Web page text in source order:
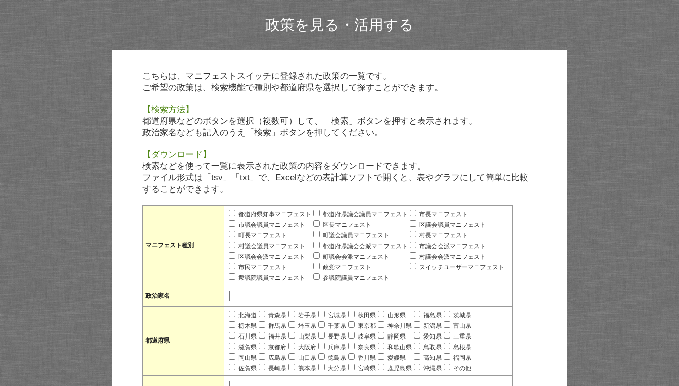
政策を見る・活用する
こちらは、マニフェストスイッチに登録された政策の一覧です。
ご希望の政策は、検索機能で種別や都道府県を選択して探すことができます。
【検索方法】
都道府県などのボタンを選択（複数可）して、「検索」ボタンを押すと表示されます。
政治家名なども記入のうえ「検索」ボタンを押してください。
【ダウンロード】
検索などを使って一覧に表示された政策の内容をダウンロードできます。
ファイル形式は「tsv」「txt」で、Excelなどの表計算ソフトで開くと、表やグラフにして簡単に比較
することができます。
マニフェスト種別
都道府県知事マニフェスト 都道府県議会議員マニフェスト
市長マニフェスト
市議会議員マニフェスト
区長マニフェスト
区議会議員マニフェスト
町長マニフェスト
町議会議員マニフェスト
村長マニフェスト
村議会議員マニフェスト
都道府県議会会派マニフェスト
市議会会派マニフェスト
区議会会派マニフェスト
町議会会派マニフェスト
村議会会派マニフェスト
市民マニフェスト
政党マニフェスト
スイッチユーザーマニフェスト
衆議院議員マニフェスト
参議院議員マニフェスト
政治家名
都道府県
北海道 青森県 岩手県 宮城県 秋田県 山形県 福島県
茨城県
栃木県
群馬県 埼玉県 千葉県 東京都 神奈川県 新潟県
富山県
石川県
福井県 山梨県 長野県 岐阜県 静岡県 愛知県
三重県
滋賀県
京都府 大阪府 兵庫県 奈良県 和歌山県 鳥取県
島根県
岡山県
広島県 山口県 徳島県 香川県 愛媛県 高知県
福岡県
佐賀県
長崎県 熊本県 大分県 宮崎県 鹿児島県 沖縄県 その他